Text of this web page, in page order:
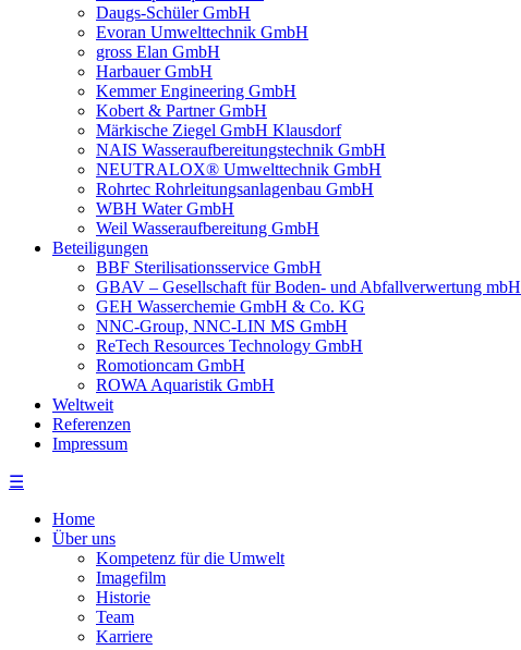
Daugs-Schüler GmbH
Evoran Umwelt­technik GmbH
gross Elan GmbH
Harbauer GmbH
Kemmer Engineering GmbH
Kobert & Partner GmbH
Märkische Ziegel GmbH Klausdorf
NAIS Wasseraufbereitungstechnik GmbH
NEUTRALOX® Umwelttechnik GmbH
Rohrtec Rohrleitungsanlagenbau GmbH
WBH Water GmbH
Weil Wasseraufbereitung GmbH
Beteiligungen
BBF Sterilisationsservice GmbH
GBAV – Gesellschaft für Boden- und Abfallverwertung mbH
GEH Wasserchemie GmbH & Co. KG
NNC-Group, NNC-LIN MS GmbH
ReTech Resources Technology GmbH
Romotioncam GmbH
ROWA Aquaristik GmbH
Weltweit
Referenzen
Impressum
☰
Home
Über uns
Kompetenz für die Umwelt
Imagefilm
Historie
Team
Karriere